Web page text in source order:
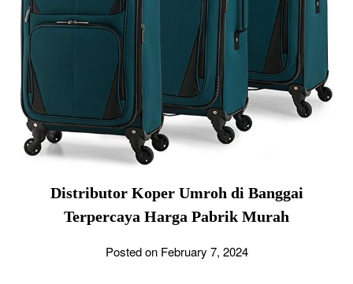
Distributor Koper Umroh di Banggai
Terpercaya Harga Pabrik Murah
Posted on February 7, 2024